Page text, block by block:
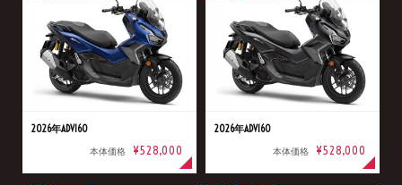
2026年ADV160
本体価格 ¥528,000
2026年ADV160
本体価格 ¥528,000